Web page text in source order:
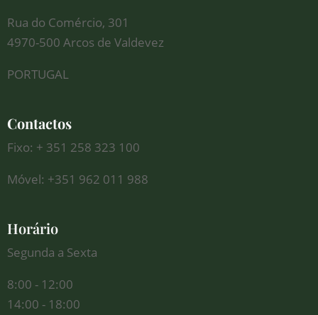
Rua do Comércio, 301
4970-500 Arcos de Valdevez
PORTUGAL
Contactos
Fixo: + 351 258 323 100
Móvel: +351 962 011 988
Horário
Segunda a Sexta
8:00 - 12:00
14:00 - 18:00